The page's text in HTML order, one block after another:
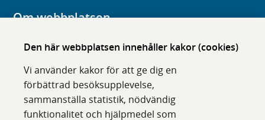
Den här webbplatsen innehåller kakor (cookies)
Vi använder kakor för att ge dig en
förbättrad besöksupplevelse,
sammanställa statistik, nödvändig
funktionalitet och hjälpmedel som
Om webbplatsen
Om karolinska.se
Tillgänglighet
Om cookies